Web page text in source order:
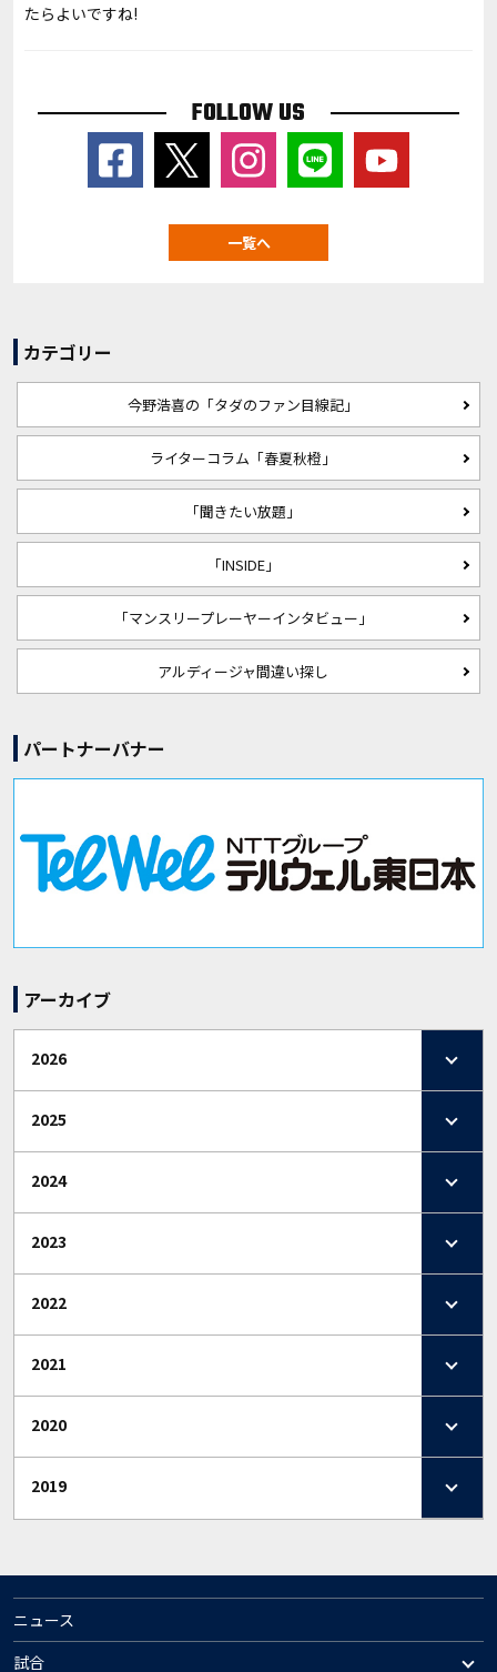
たらよいですね!
FOLLOW US
一覧へ
カテゴリー
今野浩喜の「タダのファン目線記」
ライターコラム「春夏秋橙」
「聞きたい放題」
「INSIDE」
「マンスリープレーヤーインタビュー」
アルディージャ間違い探し
パートナーバナー
アーカイブ
2026
2025
2024
2023
2022
2021
2020
2019
ニュース
試合